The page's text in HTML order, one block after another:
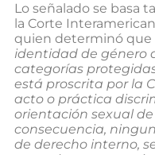
Lo señalado se basa
la Corte
quien determinó que
identidad de género
categorías
está proscrita por la
acto o práctica
orientación sexual
consecuencia,
de derecho interno,